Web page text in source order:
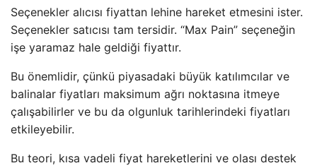
Seçenekler alıcısı fiyattan lehine hareket etmesini ister.
Seçenekler satıcısı tam tersidir. “Max Pain” seçeneğin
işe yaramaz hale geldiği fiyattır.
Bu önemlidir, çünkü piyasadaki büyük katılımcılar ve
balinalar fiyatları maksimum ağrı noktasına itmeye
çalışabilirler ve bu da olgunluk tarihlerindeki fiyatları
etkileyebilir.
Bu teori, kısa vadeli fiyat hareketlerini ve olası destek